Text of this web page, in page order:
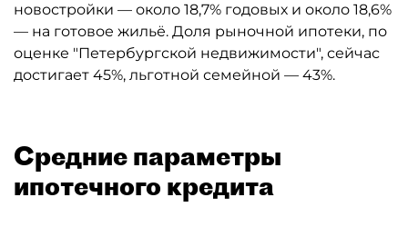
новостройки — около 18,7% годовых и около 18,6%
— на готовое жильё. Доля рыночной ипотеки, по
оценке "Петербургской недвижимости", сейчас
достигает 45%, льготной семейной — 43%.
Средние параметры
ипотечного кредита